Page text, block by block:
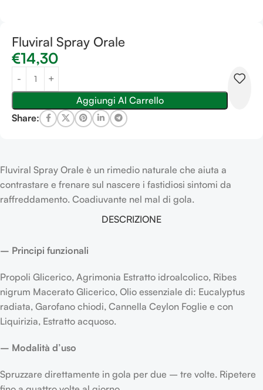
Fluviral Spray Orale
€14,30
Aggiungi Al Carrello
Share:
Fluviral Spray Orale è un rimedio naturale che aiuta a
contrastare e frenare sul nascere i fastidiosi sintomi da
raffreddamento. Coadiuvante nel mal di gola.
DESCRIZIONE
– Principi funzionali
Propoli Glicerico, Agrimonia Estratto idroalcolico, Ribes
nigrum Macerato Glicerico, Olio essenziale di: Eucalyptus
radiata, Garofano chiodi, Cannella Ceylon Foglie e con
Liquirizia, Estratto acquoso.
– Modalità d’uso
Spruzzare direttamente in gola per due – tre volte. Ripetere